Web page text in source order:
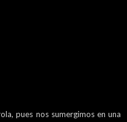
pues nos sumergimos en una